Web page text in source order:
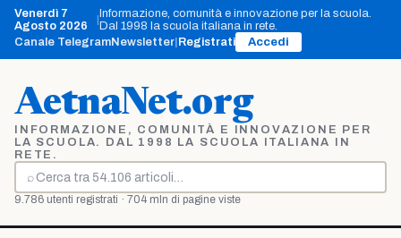
Vai
contenuto
Venerdì 7
Agosto 2026
Informazione, comunità e innovazione per la scuola.
Dal 1998 la scuola italiana in rete.
Canale TelegramNewsletter Registrati Accedi
AetnaNet.org
INFORMAZIONE, COMUNITÀ E INNOVAZIONE PER
LA SCUOLA. DAL 1998 LA SCUOLA ITALIANA IN
RETE.
⌕
Cerca
9.786 utenti registrati · 704 mln di pagine viste